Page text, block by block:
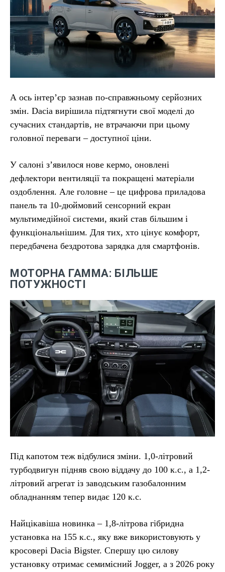
А ось інтер’єр зазнав по-справжньому серйозних
змін. Dacia вирішила підтягнути свої моделі до
сучасних стандартів, не втрачаючи при цьому
головної переваги – доступної ціни.
У салоні з’явилося нове кермо, оновлені
дефлектори вентиляції та покращені матеріали
оздоблення. Але головне – це цифрова приладова
панель та 10-дюймовий сенсорний екран
мультимедійної системи, який став більшим і
функціональнішим. Для тих, хто цінує комфорт,
передбачена бездротова зарядка для смартфонів.
МОТОРНА ГАММА: БІЛЬШЕ
ПОТУЖНОСТІ
Під капотом теж відбулися зміни. 1,0-літровий
турбодвигун підняв свою віддачу до 100 к.с., а 1,2-
літровий агрегат із заводським газобалонним
обладнанням тепер видає 120 к.с.
Найцікавіша новинка – 1,8-літрова гібридна
установка на 155 к.с., яку вже використовують у
кросовері Dacia Bigster. Спершу цю силову
установку отримає семимісний Jogger, а з 2026 року